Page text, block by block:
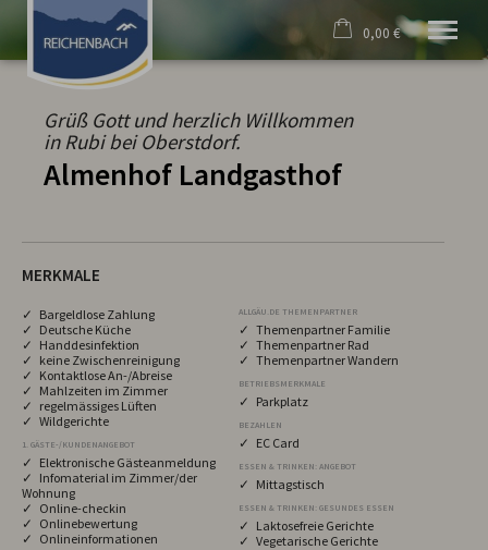
Willkommen
Unser Dorf
Gastgeber
Kultur & Brauchtum
Historisches
0,00 €
Grüß Gott und herzlich Willkommen
in Rubi bei Oberstdorf.
Almenhof Landgasthof
MERKMALE
✓ Bargeldlose Zahlung
✓ Deutsche Küche
✓ Handdesinfektion
✓ keine Zwischenreinigung
✓ Kontaktlose An-/Abreise
✓ Mahlzeiten im Zimmer
✓ regelmässiges Lüften
✓ Wildgerichte
1. GÄSTE-/KUNDENANGEBOT
✓ Elektronische Gästeanmeldung
✓ Infomaterial im Zimmer/der
Wohnung
✓ Online-checkin
✓ Onlinebewertung
✓ Onlineinformationen
ALLGÄU.DE THEMENPARTNER
✓ Themenpartner Familie
✓ Themenpartner Rad
✓ Themenpartner Wandern
BETRIEBSMERKMALE
✓ Parkplatz
BEZAHLEN
✓ EC Card
ESSEN & TRINKEN: ANGEBOT
✓ Mittagstisch
ESSEN & TRINKEN: GESUNDES ESSEN
✓ Laktosefreie Gerichte
✓ Vegetarische Gerichte